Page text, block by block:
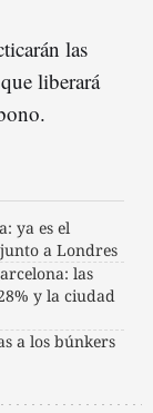
las
liberará
ya es el
a Londres
las
y la ciudad
a los búnkers